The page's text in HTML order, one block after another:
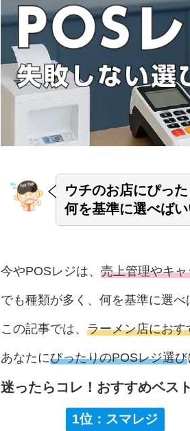
ウチのお店にぴっ
何を基準に選べば
今やPOSレジは、 売上管理やキ
でも種類が多く、何を基準に選
この記事では、 ラーメン店にお
あなたにぴったりのPOSレジ選び
迷ったらコレ！おすすめベス
1位：スマレジ